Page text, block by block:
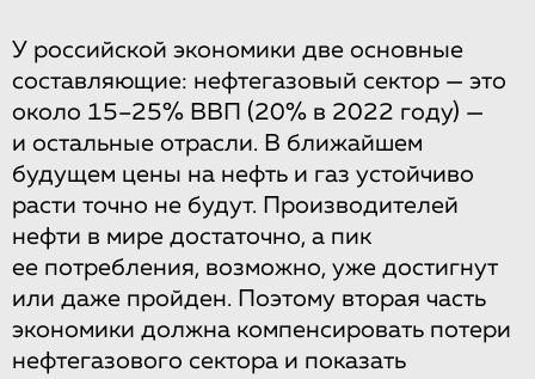
У российской экономики две основные
составляющие: нефтегазовый сектор — это
около 15–25% ВВП (20% в 2022 году) —
и остальные отрасли. В ближайшем
будущем цены на нефть и газ устойчиво
расти точно не будут. Производителей
нефти в мире достаточно, а пик
ее потребления, возможно, уже достигнут
или даже пройден. Поэтому вторая часть
экономики должна компенсировать потери
нефтегазового сектора и показать